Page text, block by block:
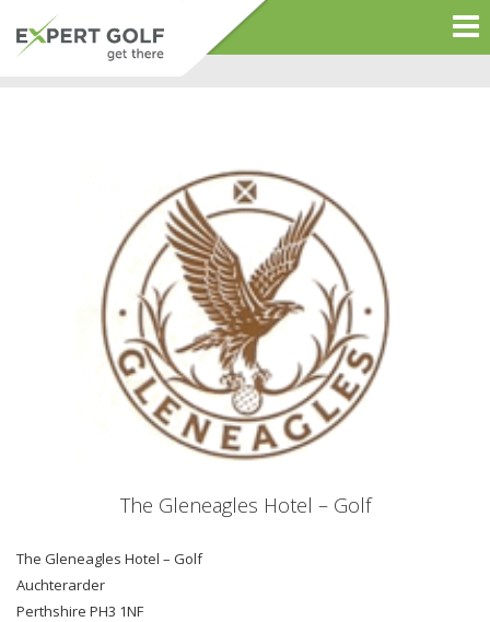
The Gleneagles Hotel – Golf
The Gleneagles Hotel – Golf
Auchterarder
Perthshire PH3 1NF